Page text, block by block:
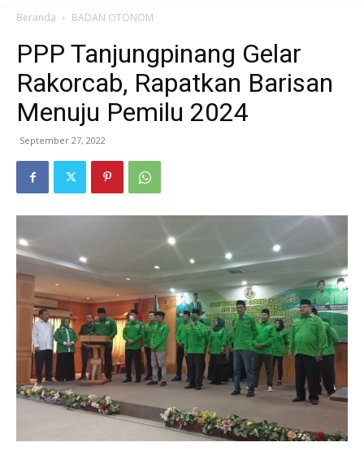
Beranda BADAN OTONOM
PPP Tanjungpinang Gelar
Rakorcab, Rapatkan Barisan
Menuju Pemilu 2024
September 27, 2022